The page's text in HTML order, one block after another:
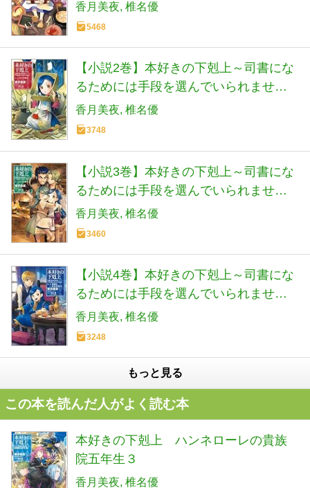
香月美夜 椎名優
5468
【小説2巻】本好きの下剋上～司書にな
るためには手段を選んでいられません
～第一部「兵士の娘2」
香月美夜 椎名優
3748
【小説3巻】本好きの下剋上～司書にな
るためには手段を選んでいられません
～第一部「兵士の娘3」
香月美夜 椎名優
3460
【小説4巻】本好きの下剋上～司書にな
るためには手段を選んでいられません
～第二部「神殿の巫女見習い1」
香月美夜 椎名優
3248
もっと見る
この本を読んだ人がよく読む本
本好きの下剋上 ハンネローレの貴族
院五年生３
香月美夜 椎名優